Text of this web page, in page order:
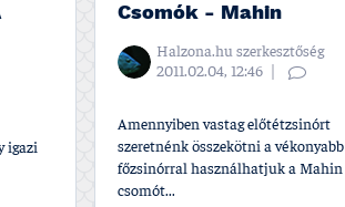
igazi
Csomók - Mahin
Halzona.hu szerkesztőség
2011.02.04, 12:46
Amennyiben vastag előtétzsinórt
szeretnénk összekötni a vékonyabb
főzsinórral használhatjuk a Mahin
csomót...